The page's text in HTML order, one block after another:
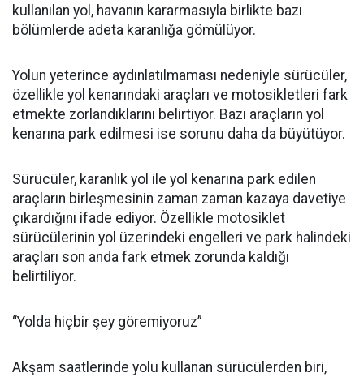
kullanılan yol, havanın kararmasıyla birlikte bazı
bölümlerde adeta karanlığa gömülüyor.
Yolun yeterince aydınlatılmaması nedeniyle sürücüler,
özellikle yol kenarındaki araçları ve motosikletleri fark
etmekte zorlandıklarını belirtiyor. Bazı araçların yol
kenarına park edilmesi ise sorunu daha da büyütüyor.
Sürücüler, karanlık yol ile yol kenarına park edilen
araçların birleşmesinin zaman zaman kazaya davetiye
çıkardığını ifade ediyor. Özellikle motosiklet
sürücülerinin yol üzerindeki engelleri ve park halindeki
araçları son anda fark etmek zorunda kaldığı
belirtiliyor.
“Yolda hiçbir şey göremiyoruz”
Akşam saatlerinde yolu kullanan sürücülerden biri,